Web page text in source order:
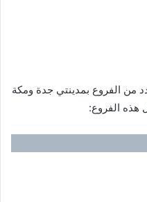
الفروع بمدينتي جدة ومكة
هذه الفروع: